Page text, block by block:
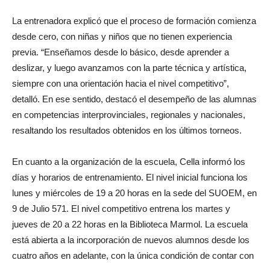
La entrenadora explicó que el proceso de formación comienza
desde cero, con niñas y niños que no tienen experiencia
previa. “Enseñamos desde lo básico, desde aprender a
deslizar, y luego avanzamos con la parte técnica y artística,
siempre con una orientación hacia el nivel competitivo”,
detalló. En ese sentido, destacó el desempeño de las alumnas
en competencias interprovinciales, regionales y nacionales,
resaltando los resultados obtenidos en los últimos torneos.
En cuanto a la organización de la escuela, Cella informó los
días y horarios de entrenamiento. El nivel inicial funciona los
lunes y miércoles de 19 a 20 horas en la sede del SUOEM, en
9 de Julio 571. El nivel competitivo entrena los martes y
jueves de 20 a 22 horas en la Biblioteca Marmol. La escuela
está abierta a la incorporación de nuevos alumnos desde los
cuatro años en adelante, con la única condición de contar con